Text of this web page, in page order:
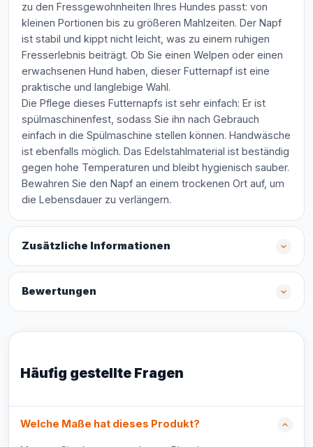
zu den Fressgewohnheiten Ihres Hundes passt: von
kleinen Portionen bis zu größeren Mahlzeiten. Der Napf
ist stabil und kippt nicht leicht, was zu einem ruhigen
Fresserlebnis beiträgt. Ob Sie einen Welpen oder einen
erwachsenen Hund haben, dieser Futternapf ist eine
praktische und langlebige Wahl.
Die Pflege dieses Futternapfs ist sehr einfach: Er ist
spülmaschinenfest, sodass Sie ihn nach Gebrauch
einfach in die Spülmaschine stellen können. Handwäsche
ist ebenfalls möglich. Das Edelstahlmaterial ist beständig
gegen hohe Temperaturen und bleibt hygienisch sauber.
Bewahren Sie den Napf an einem trockenen Ort auf, um
die Lebensdauer zu verlängern.
Zusätzliche Informationen
Bewertungen
Häufig gestellte Fragen
Welche Maße hat dieses Produkt?